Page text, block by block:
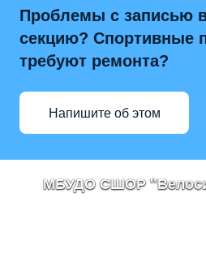
Проблемы с записью
секцию? Спортивные
требуют ремонта?
Напишите об этом
МБУДО СШОР